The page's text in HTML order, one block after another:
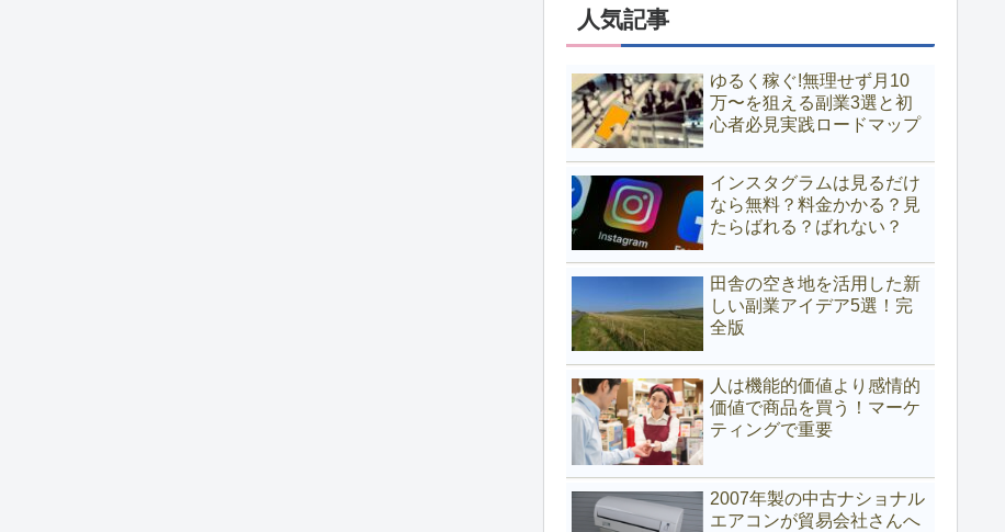
人気記事
ゆるく稼ぐ!無理せず月10
万〜を狙える副業3選と初
心者必見実践ロードマップ
インスタグラムは見るだけ
なら無料？料金かかる？見
たらばれる？ばれない？
田舎の空き地を活用した新
しい副業アイデア5選！完
全版
人は機能的価値より感情的
価値で商品を買う！マーケ
ティングで重要
2007年製の中古ナショナル
エアコンが貿易会社さんへ